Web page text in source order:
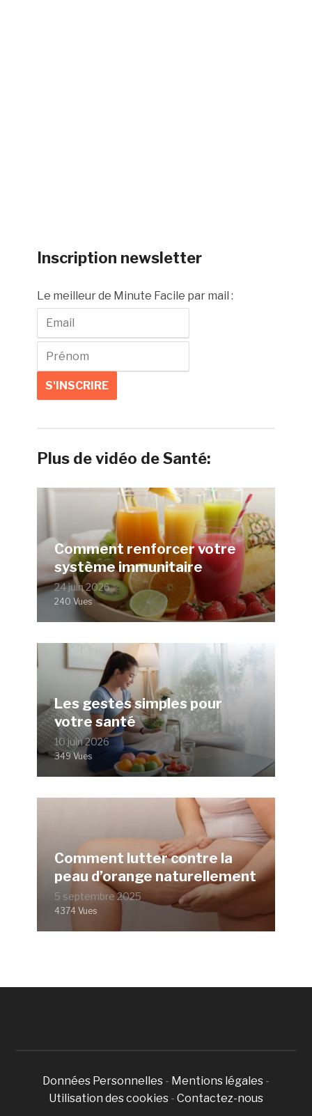
Inscription newsletter
Le meilleur de Minute Facile par mail :
Plus de vidéo de Santé:
Comment renforcer votre
système immunitaire
24 juin 2026
240 Vues
Les gestes simples pour
votre santé
10 juin 2026
349 Vues
Comment lutter contre la
peau d’orange naturellement
5 septembre 2025
4374 Vues
Données Personnelles - Mentions légales -
Utilisation des cookies - Contactez-nous